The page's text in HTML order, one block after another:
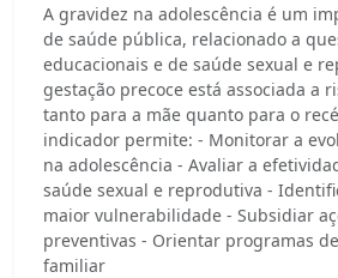
A gravidez na adolescência é um
de saúde pública, relacionado a
educacionais e de saúde sexual e
gestação precoce está associada a
tanto para a mãe quanto para o
indicador permite: - Monitorar a
na adolescência - Avaliar a
saúde sexual e reprodutiva -
maior vulnerabilidade - Subsidiar
preventivas - Orientar programas
familiar